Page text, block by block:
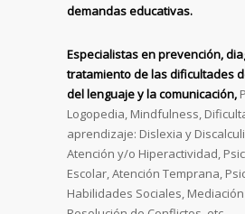
demandas educativas.
Especialistas en prevención,
tratamiento de las dificultades
del lenguaje y la comunicación,
Logopedia, Mindfulness,
aprendizaje: Dislexia y
Atención y/o Hiperactividad,
Escolar, Atención Temprana,
Habilidades Sociales,